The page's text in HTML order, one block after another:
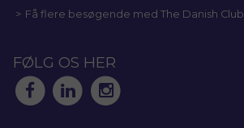
Få flere besøgende med The Danish Club
FØLG OS HER